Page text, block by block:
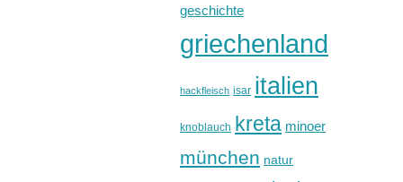
geschichte
griechenland
hackfleisch isar italien
knoblauch kreta minoer
münchen natur